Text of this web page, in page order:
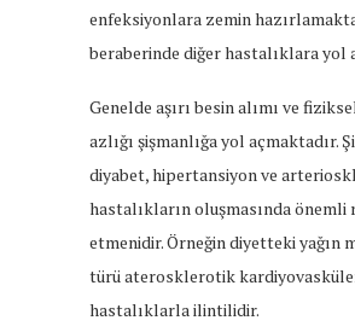
enfeksiyonlara zemin
beraberinde diğer hastalıklara yol
Genelde aşırı besin alımı ve
azlığı şişmanlığa yol açmaktadır.
diyabet, hipertansiyon ve
hastalıkların oluşmasında önemli
etmenidir. Örneğin diyetteki yağın
türü aterosklerotik
hastalıklarla ilintilidir.